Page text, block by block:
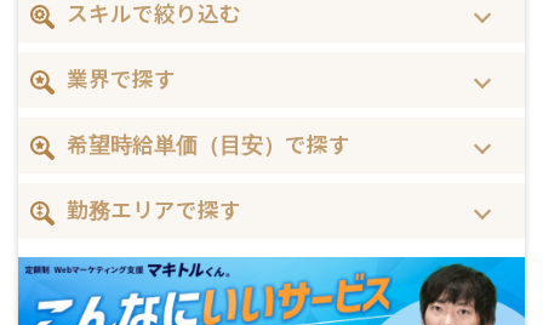
スキルで絞り込む
業界で探す
希望時給単価（目安）で探す
勤務エリアで探す